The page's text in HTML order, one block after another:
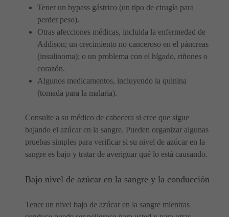
Tener un bypass gástrico (un tipo de cirugía para
perder peso).
Otras afecciones médicas, incluida la enfermedad de
Addison; un crecimiento no canceroso en el páncreas
(insulinoma); o un problema con el hígado, riñones o
corazón.
Algunos medicamentos, incluyendo la quinina
(tomada para la malaria).
Consulte a su médico de cabecera si cree que sigue
bajando el azúcar en la sangre. Pueden organizar algunas
pruebas simples para verificar si su nivel de azúcar en la
sangre es bajo y tratar de averiguar qué lo está causando.
Bajo nivel de azúcar en la sangre y la conducción
Tener un nivel bajo de azúcar en la sangre mientras